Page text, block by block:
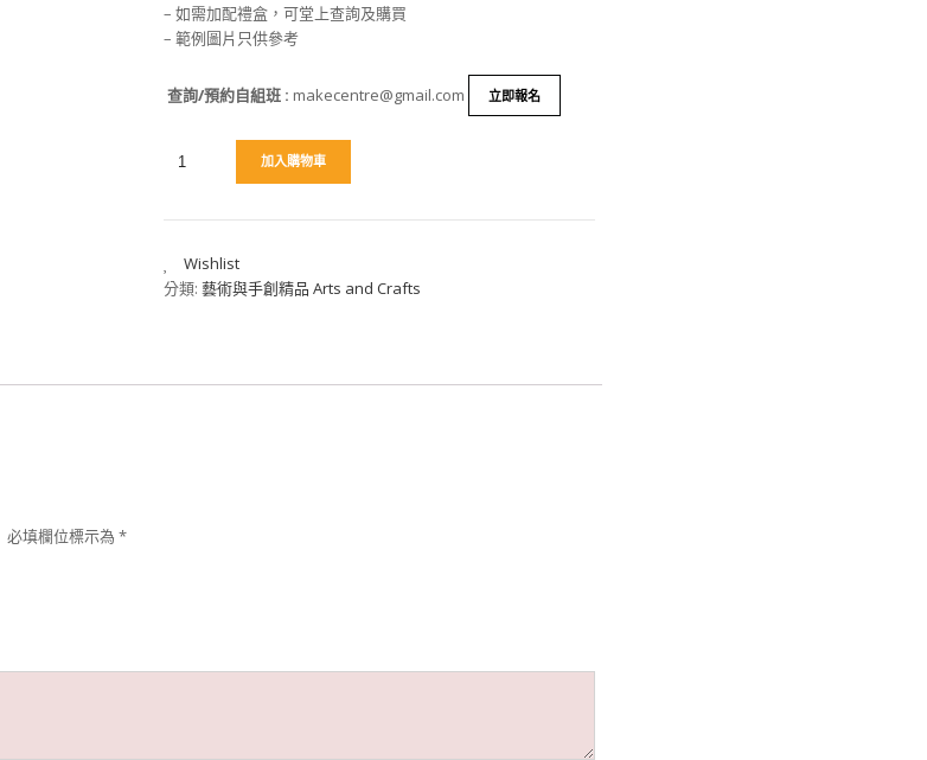
– 如需加配禮盒，可堂上查詢及購買
– 範例圖片只供參考
查詢/預約自組班 : makecentre@gmail.com 立即報名
加入購物車
Wishlist
分類: 藝術與手創精品 Arts and Crafts
必填欄位標示為 *